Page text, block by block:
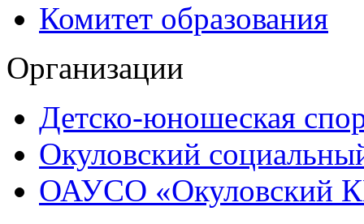
Комитет образования
Организации
Детско-юношеская
Окуловский
ОАУСО «Окуловский